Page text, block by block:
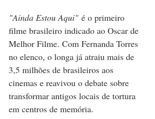
"Ainda Estou Aqui" é o primeiro
filme brasileiro indicado ao Oscar de
Melhor Filme. Com Fernanda Torres
no elenco, o longa já atraiu mais de
3,5 milhões de brasileiros aos
cinemas e reavivou o debate sobre
transformar antigos locais de tortura
em centros de memória.